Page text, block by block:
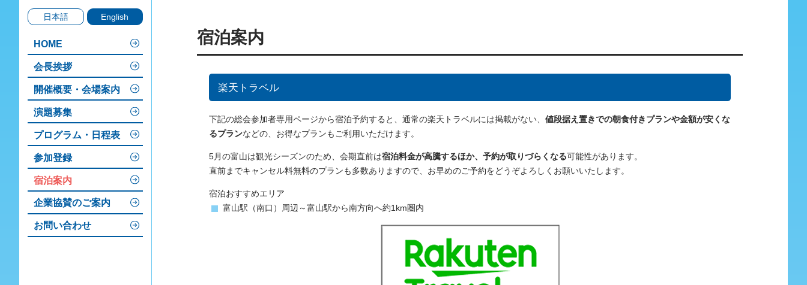
日本語 English
HOME
会長挨拶
開催概要・会場案内
演題募集
プログラム・日程表
参加登録
宿泊案内
企業協賛のご案内
お問い合わせ
宿泊案内
楽天トラベル
下記の総会参加者専用ページから宿泊予約すると、通常の楽天トラベルには掲載がない、 値段据え置きでの朝食付きプランや金額が安くな
るプランなどの、お得なプランもご利用いただけます。
5月の富山は観光シーズンのため、会期直前は宿泊料金が高騰するほか、予約が取りづらくなる可能性があります。
直前までキャンセル料無料のプランも多数ありますので、お早めのご予約をどうぞよろしくお願いいたします。
宿泊おすすめエリア
富山駅（南口）周辺～富山駅から南方向へ約1km圏内